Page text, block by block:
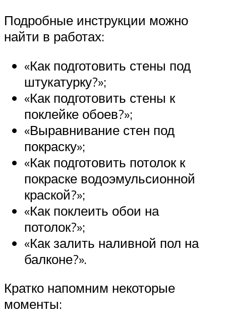
Подробные инструкции можно
найти в работах:
«Как подготовить стены под
штукатурку?»;
«Как подготовить стены к
поклейке обоев?»;
«Выравнивание стен под
покраску»;
«Как подготовить потолок к
покраске водоэмульсионной
краской?»;
«Как поклеить обои на
потолок?»;
«Как залить наливной пол на
балконе?».
Кратко напомним некоторые
моменты: